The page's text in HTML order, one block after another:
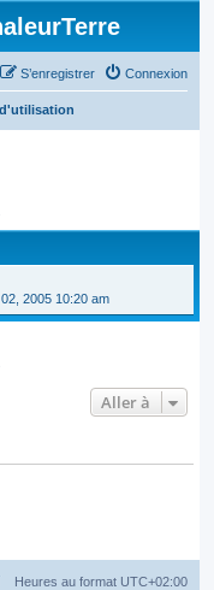
Connexion
S’enregistrer
2005 10:20 am
Aller à
Heures au format UTC+02:00